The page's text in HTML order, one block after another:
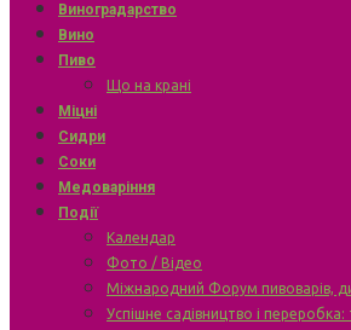
Виноградарство
Вино
Пиво
Що на крані
Міцні
Сидри
Соки
Медоваріння
Події
Календар
Фото / Відео
Міжнародний Форум пивоварів,
Успішне садівництво і переробка: